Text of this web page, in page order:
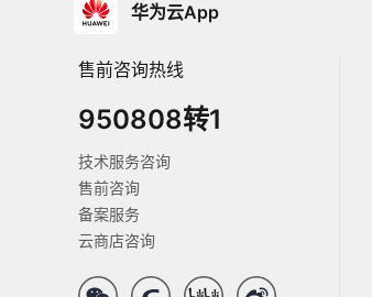
华为云App
售前咨询热线
950808转1
技术服务咨询
售前咨询
备案服务
云商店咨询